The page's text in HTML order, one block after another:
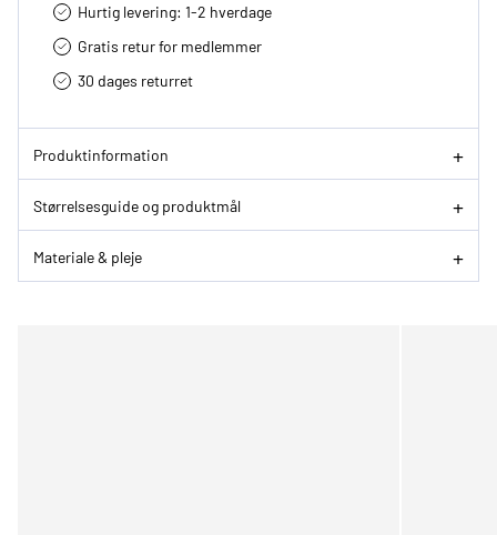
Hurtig levering­: 1-2 hverdage
Gratis retur for medlemmer
30 dages returret
Produktinformation
Størrelsesguide og produktmål
Materiale & pleje